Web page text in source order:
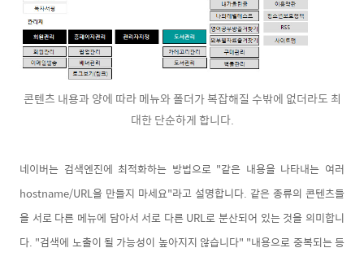
콘텐츠 내용과 양에 따라 메뉴와 폴더가 복잡해질 수밖에 없더라도 최
대한 단순하게 합니다.
네이버는 검색엔진에 최적화하는 방법으로 "같은 내용을 나타내는 여러
hostname/URL을 만들지 마세요"라고 설명합니다. 같은 종류의 콘텐츠들
을 서로 다른 메뉴에 담아서 서로 다른 URL로 분산되어 있는 것을 의미합니
다. "검색에 노출이 될 가능성이 높아지지 않습니다" "내용으로 중복되는 등